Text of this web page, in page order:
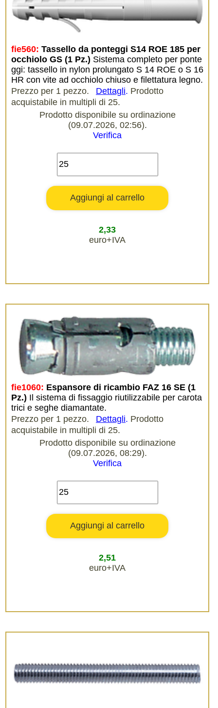
fie560: Tassello da ponteggi S14 ROE 185 per
occhiolo GS (1 Pz.) Sistema completo per ponte
ggi: tassello in nylon prolungato S 14 ROE o S 16
HR con vite ad occhiolo chiuso e filettatura legno.
Prezzo per 1 pezzo.
Dettagli. Prodotto
acquistabile in multipli di 25.
Prodotto disponibile su ordinazione
(09.07.2026, 02:56).
Verifica
2,33
euro+IVA
fie1060: Espansore di ricambio FAZ 16 SE (1
Pz.) Il sistema di fissaggio riutilizzabile per carota
trici e seghe diamantate.
Prezzo per 1 pezzo.
Dettagli. Prodotto
acquistabile in multipli di 25.
Prodotto disponibile su ordinazione
(09.07.2026, 08:29).
Verifica
2,51
euro+IVA